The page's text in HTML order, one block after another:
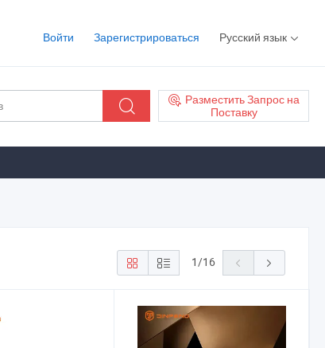
Войти Зарегистрироваться Русский язык
Разместить Запрос на
Поставку
1/16